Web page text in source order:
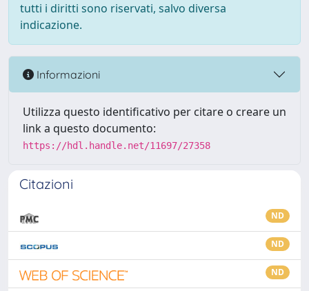
tutti i diritti sono riservati, salvo diversa
indicazione.
Informazioni
Utilizza questo identificativo per citare o creare un
link a questo documento:
https://hdl.handle.net/11697/27358
Citazioni
ND
ND
ND